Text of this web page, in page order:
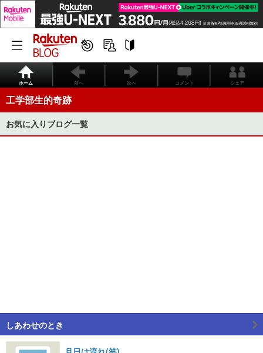
ホーム 前へ 次へ コメント シェア
工学部生的奇跡
お気に入りブログ一覧
しあわせのとき